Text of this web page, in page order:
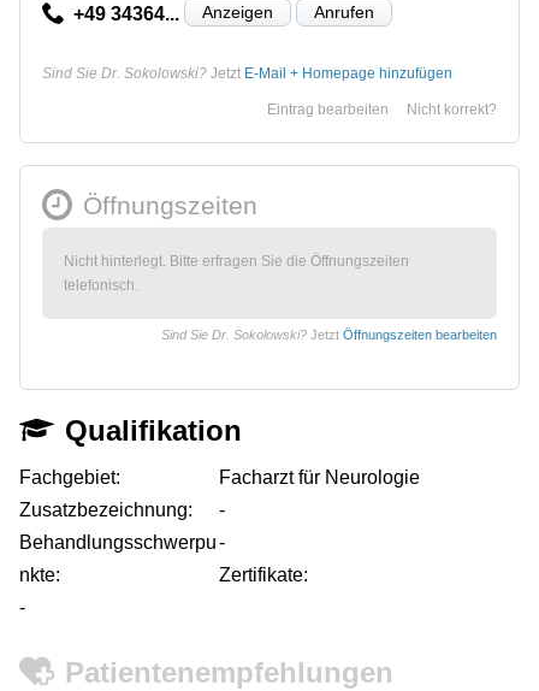
+49 34364... Anzeigen Anrufen
Sind Sie Dr. Sokolowski? Jetzt E-Mail + Homepage hinzufügen
Nicht korrekt?
Eintrag bearbeiten
Öffnungszeiten
Nicht hinterlegt. Bitte erfragen Sie die Öffnungszeiten
telefonisch.
Sind Sie Dr. Sokolowski? Jetzt Öffnungszeiten bearbeiten
Qualifikation
Fachgebiet:
Facharzt für Neurologie
Zusatzbezeichnung:
-
Behandlungsschwerpu
nkte:
-
Zertifikate:
-
Patientenempfehlungen